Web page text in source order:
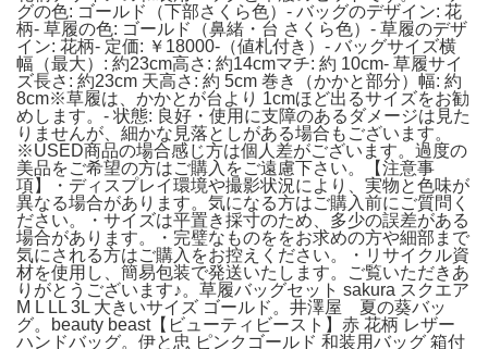
グの色: ゴールド（下部さくら色）- バッグのデザイン: 花
柄- 草履の色: ゴールド（鼻緒・台 さくら色）- 草履のデザ
イン: 花柄- 定価: ￥18000-（値札付き）- バッグサイズ横
幅（最大）: 約23cm高さ: 約14cmマチ: 約 10cm- 草履サイ
ズ長さ: 約23cm 天高さ: 約 5cm 巻き（かかと部分）幅: 約
8cm※草履は、かかとが台より 1cmほど出るサイズをお勧
めします。- 状態: 良好・使用に支障のあるダメージは見た
りませんが、細かな見落としがある場合もございます。
※USED商品の場合感じ方は個人差がございます。過度の
美品をご希望の方はご購入をご遠慮下さい。【注意事
項】・ディスプレイ環境や撮影状況により、実物と色味が
異なる場合があります。気になる方はご購入前にご質問く
ださい。・サイズは平置き採寸のため、多少の誤差がある
場合があります。・完璧なものををお求めの方や細部まで
気にされる方はご購入をお控えください。・リサイクル資
材を使用し、簡易包装で発送いたします。ご覧いただきあ
りがとうございます♪。草履バッグセット sakura スクエア
M L LL 3L 大きいサイズ ゴールド。井澤屋 夏の葵バッ
グ。beauty beast【ビューティビースト】赤 花柄 レザー
ハンドバッグ。伊と忠 ピンクゴールド 和装用バッグ 箱付